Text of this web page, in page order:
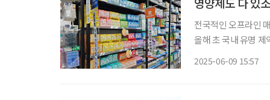
전국적인 오프라인
올해 초 국내 유명
2025-06-09 15:57